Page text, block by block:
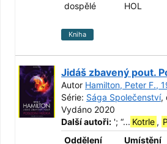
dospělé
HOL
Kniha
Jidáš zbavený pout.
Autor Hamilton, Peter F.,
Série: Sága Společenství,
Vydáno 2020
Další autoři: '; “... Kotrle ,
Oddělení
Umístění